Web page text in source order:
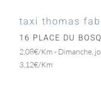
taxi thomas
16 PLACE DU
2,08€/Km - Dimanche,
3,12€/Km